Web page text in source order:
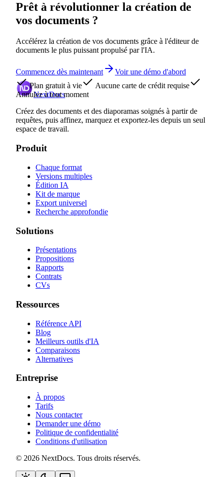
Prêt à révolutionner la création de
vos documents ?
Accélérez la création de vos documents grâce à l'éditeur de
documents le plus puissant propulsé par l'IA.
Commencez dès maintenant
Voir une démo d'abord
Plan gratuit à vie
Aucune carte de crédit requise
Annulez à tout moment
NextDocs
Créez des documents et des diaporamas soignés à partir de
requêtes, puis affinez, marquez et exportez-les depuis un seul
espace de travail.
Produit
Chaque format
Versions multiples
Édition IA
Kit de marque
Export universel
Recherche approfondie
Solutions
Présentations
Propositions
Rapports
Contrats
CVs
Ressources
Référence API
Blog
Meilleurs outils d'IA
Comparaisons
Alternatives
Entreprise
À propos
Tarifs
Nous contacter
Demander une démo
Politique de confidentialité
Conditions d'utilisation
© 2026 NextDocs. Tous droits réservés.